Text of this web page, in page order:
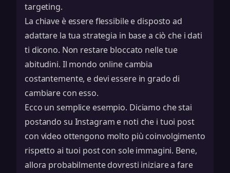
targeting.
La chiave è essere flessibile e disposto ad
adattare la tua strategia in base a ciò che i dati
ti dicono. Non restare bloccato nelle tue
abitudini. Il mondo online cambia
costantemente, e devi essere in grado di
cambiare con esso.
Ecco un semplice esempio. Diciamo che stai
postando su Instagram e noti che i tuoi post
con video ottengono molto più coinvolgimento
rispetto ai tuoi post con sole immagini. Bene,
allora probabilmente dovresti iniziare a fare